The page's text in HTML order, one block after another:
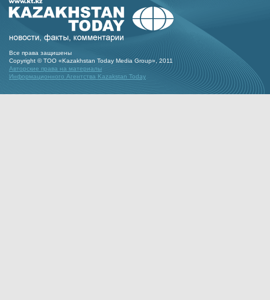
Все права защишены
Copyright © ТОО «Kazakhstan Today Media Group», 2011
Авторские права на материалы
Информационного Агентства Kazakstan Today